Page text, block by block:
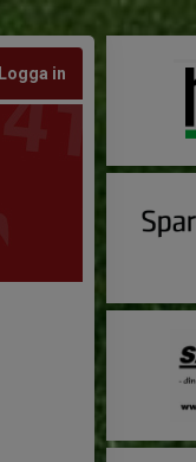
Logga in